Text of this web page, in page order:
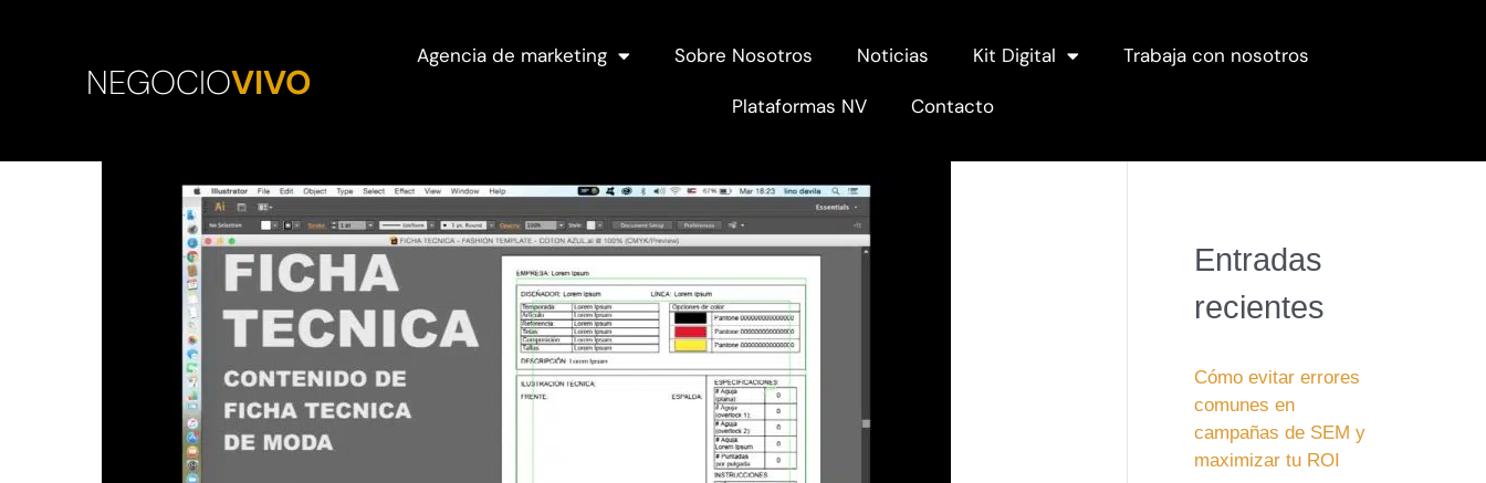
NEGOCIOVIVO
Agencia de marketing Sobre Nosotros Noticias Kit Digital Trabaja con nosotros
Plataformas NV Contacto
Entradas
recientes
Cómo evitar errores
comunes en
campañas de SEM y
maximizar tu ROI